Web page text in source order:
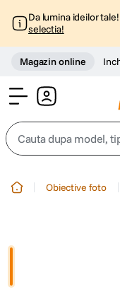
Da lumina ideilor
selectia!
Magazin online
Cauta dupa model,
Obiective foto